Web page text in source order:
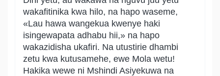
wakafitinika kwa hilo, na hapo waseme,
«Lau hawa wangekua kwenye haki
isingewapata adhabu hii,» na hapo
wakazidisha ukafiri. Na utustirie dhambi
zetu kwa kutusamehe, ewe Mola wetu!
Hakika wewe ni Mshindi Asiyekuwa na